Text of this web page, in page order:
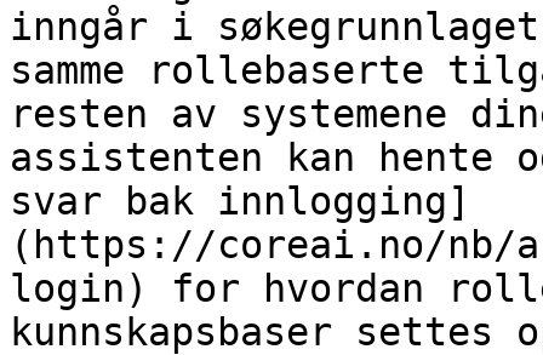
inngår i
samme rollebaserte
resten av systemene
assistenten kan hente
svar bak innlogging]
(https://coreai.no/nb/
login) for hvordan
kunnskapsbaser settes